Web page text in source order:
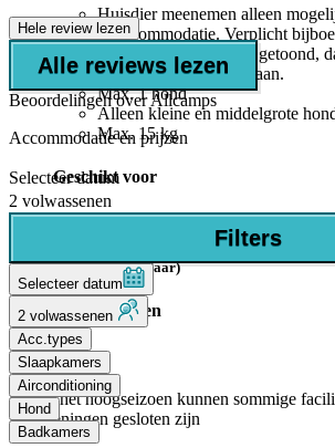
Huisdier meenemen alleen
in accommodatie. Verplicht
deze mogelijkheid niet getoond,
meenemen niet toegestaan.
Max. 1 hond
Alleen kleine en middelgrote
Max. 15 kg
Geschikt voor
Baby's/kleuters (0-4 jaar)
Kinderen (5-11 jaar)
Aantal sterren
3 Sterren
Buiten het hoogseizoen kunnen sommige
voorzieningen gesloten zijn
Hele review lezen
Alle reviews lezen
Beoordelingen over Allcamps
Accommodatie en prijzen
Selecteer datum
2 volwassenen
Filters
Selecteer datum
2 volwassenen
Acc.types
Slaapkamers
Airconditioning
Hond
Badkamers